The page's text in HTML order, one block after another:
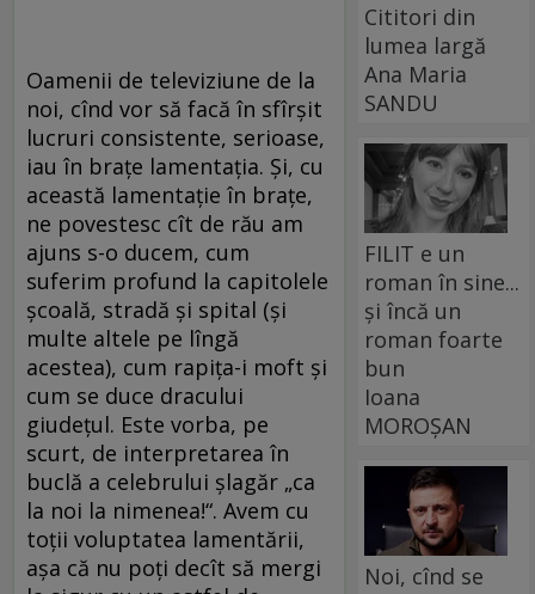
Oamenii de televiziune de la
noi, cînd vor să facă în sfîrşit
lucruri consistente, serioase,
iau în braţe lamentaţia. Şi, cu
această lamentaţie în braţe,
ne povestesc cît de rău am
ajuns s-o ducem, cum
suferim profund la capitolele
şcoală, stradă şi spital (şi
multe altele pe lîngă
acestea), cum rapiţa-i moft şi
cum se duce dracului
giudeţul. Este vorba, pe
scurt, de interpretarea în
buclă a celebrului şlagăr „ca
la noi la nimenea!“. Avem cu
toţii voluptatea lamentării,
aşa că nu poţi decît să mergi
Cititori din
lumea largă
Ana Maria
SANDU
FILIT e un
roman în sine...
și încă un
roman foarte
bun
Ioana
MOROȘAN
Noi, cînd se